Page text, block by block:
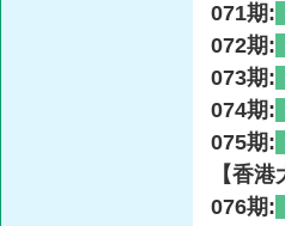
071期:
072期:
073期:
074期:
075期:
【香
076期: